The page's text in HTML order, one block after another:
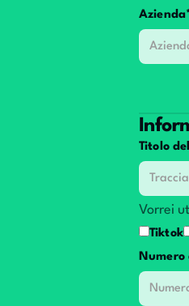
Azienda*
Titolo
Vorrei
Tiktok
Numero